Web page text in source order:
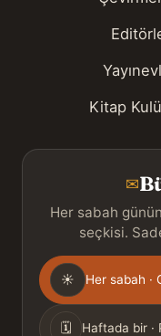
Kitap
✉
Her sabah
seçkisi.
Gönderim
sıklığı
☀ Her sabah ·
🗓 Haftada bir ·